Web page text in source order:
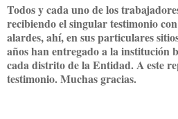
Todos y cada uno de los
recibiendo el singular testimonio
alardes, ahí, en sus particulares
años han entregado a la institución
cada distrito de la Entidad. A este
testimonio. Muchas gracias.